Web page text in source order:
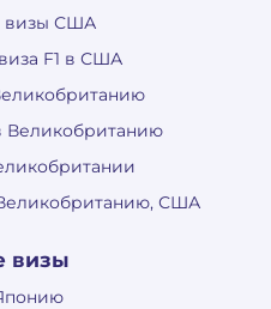
визы США
F1 в США
Великобританию
США
визы